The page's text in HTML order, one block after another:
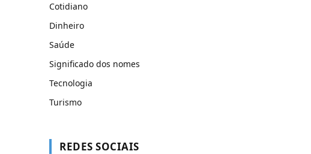
Cotidiano
Dinheiro
Saúde
Significado dos nomes
Tecnologia
Turismo
REDES SOCIAIS